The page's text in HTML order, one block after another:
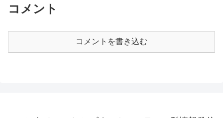
コメント
コメントを書き込む